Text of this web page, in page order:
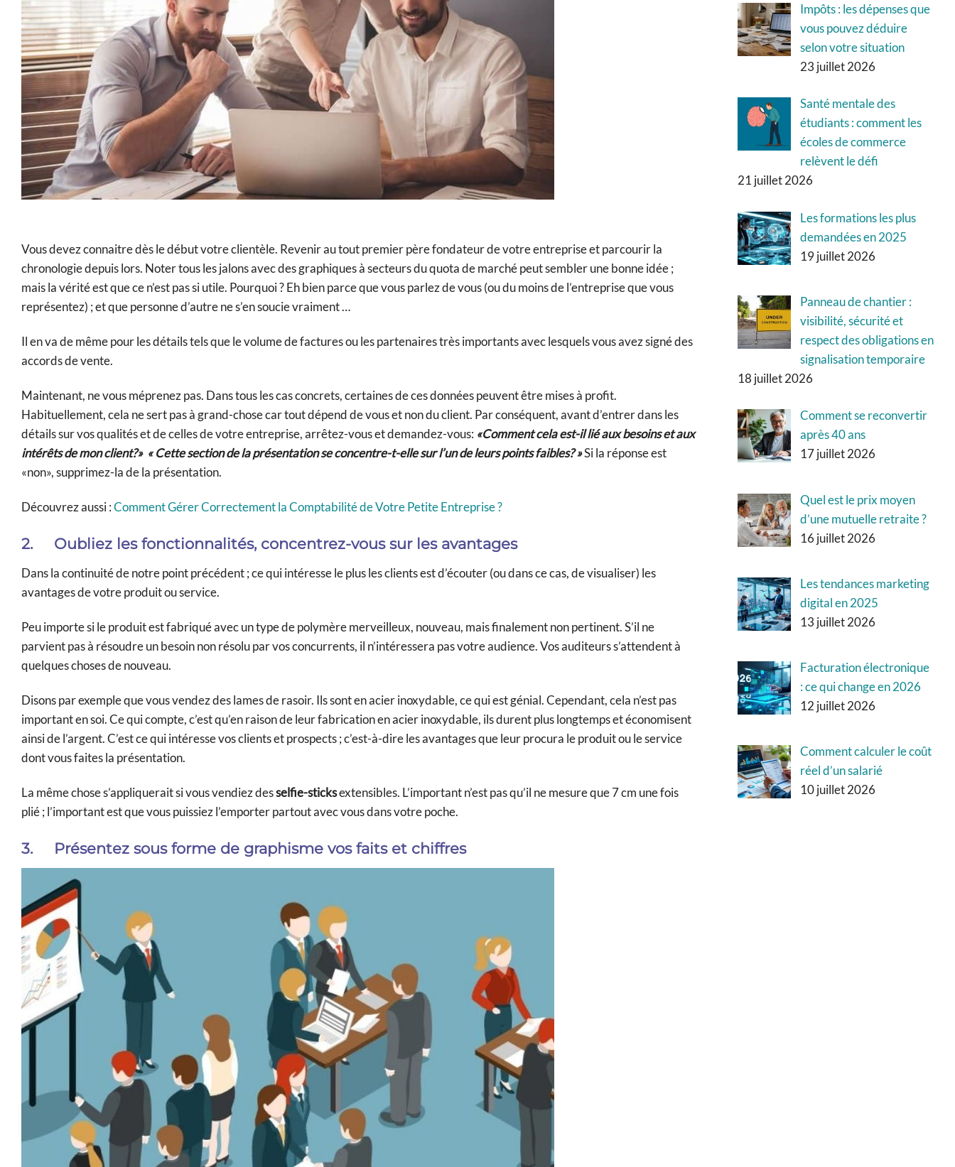
Vous devez connaitre dès le début votre clientèle. Revenir au tout premier père fondateur de votre entreprise et parcourir la
chronologie depuis lors. Noter tous les jalons avec des graphiques à secteurs du quota de marché peut sembler une bonne idée ;
mais la vérité est que ce n’est pas si utile. Pourquoi ? Eh bien parce que vous parlez de vous (ou du moins de l’entreprise que vous
représentez) ; et que personne d’autre ne s’en soucie vraiment …
Il en va de même pour les détails tels que le volume de factures ou les partenaires très importants avec lesquels vous avez signé des
accords de vente.
Maintenant, ne vous méprenez pas. Dans tous les cas concrets, certaines de ces données peuvent être mises à profit.
Habituellement, cela ne sert pas à grand-chose car tout dépend de vous et non du client. Par conséquent, avant d’entrer dans les
détails sur vos qualités et de celles de votre entreprise, arrêtez-vous et demandez-vous: «Comment cela est-il lié aux besoins et aux
intérêts de mon client?» « Cette section de la présentation se concentre-t-elle sur l’un de leurs points faibles? »Si la réponse est
«non», supprimez-la de la présentation.
Découvrez aussi :Comment Gérer Correctement la Comptabilité de Votre Petite Entreprise ?
2. Oubliez les fonctionnalités, concentrez-vous sur les avantages
Dans la continuité de notre point précédent ; ce qui intéresse le plus les clients est d’écouter (ou dans ce cas, de visualiser) les
avantages de votre produit ou service.
Peu importe si le produit est fabriqué avec un type de polymère merveilleux, nouveau, mais finalement non pertinent. S’il ne
parvient pas à résoudre un besoin non résolu par vos concurrents, il n’intéressera pas votre audience. Vos auditeurs s’attendent à
quelques choses de nouveau.
Disons par exemple que vous vendez des lames de rasoir. Ils sont en acier inoxydable, ce qui est génial. Cependant, cela n’est pas
important en soi. Ce qui compte, c’est qu’en raison de leur fabrication en acier inoxydable, ils durent plus longtemps et économisent
ainsi de l’argent. C’est ce qui intéresse vos clients et prospects ; c’est-à-dire les avantages que leur procura le produit ou le service
dont vous faites la présentation.
La même chose s’appliquerait si vous vendiez desselfie-sticksextensibles. L’important n’est pas qu’il ne mesure que 7 cm une fois
plié ; l’important est que vous puissiez l’emporter partout avec vous dans votre poche.
3. Présentez sous forme de graphisme vos faits et chiffres
Impôts : les dépenses que
vous pouvez déduire
selon votre situation
23 juillet 2026
Santé mentale des
étudiants : comment les
écoles de commerce
relèvent le défi
21 juillet 2026
Les formations les plus
demandées en 2025
19 juillet 2026
Panneau de chantier :
visibilité, sécurité et
respect des obligations en
signalisation temporaire
18 juillet 2026
Comment se reconvertir
après 40 ans
17 juillet 2026
Quel est le prix moyen
d’une mutuelle retraite ?
16 juillet 2026
Les tendances marketing
digital en 2025
13 juillet 2026
Facturation électronique
: ce qui change en 2026
12 juillet 2026
Comment calculer le coût
réel d’un salarié
10 juillet 2026